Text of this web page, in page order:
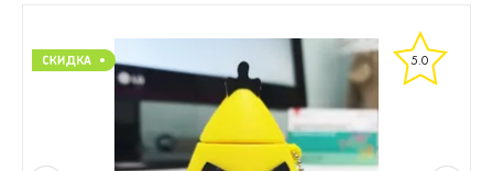
5.0